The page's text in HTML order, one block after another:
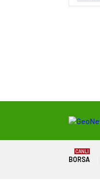
BORSA
CANLI